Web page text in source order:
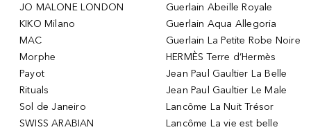
JO MALONE LONDON
KIKO Milano
MAC
Morphe
Payot
Rituals
Sol de Janeiro
SWISS ARABIAN
Guerlain Abeille Royale
Guerlain Aqua Allegoria
Guerlain La Petite Robe Noire
HERMÈS Terre d’Hermès
Jean Paul Gaultier La Belle
Jean Paul Gaultier Le Male
Lancôme La Nuit Trésor
Lancôme La vie est belle